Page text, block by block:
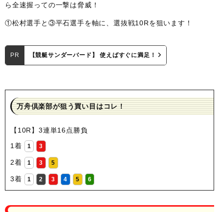
ら全速握っての一撃は脅威！
①松村選手と③平石選手を軸に、選抜戦10Rを狙います！
PR 【競艇サンダーバード】 使えばすぐに満足！
万舟倶楽部が狙う買い目はコレ！
【10R】3連単16点勝負
1着
1 3
2着 1 3 5
3着 1 2 3 4 5 6